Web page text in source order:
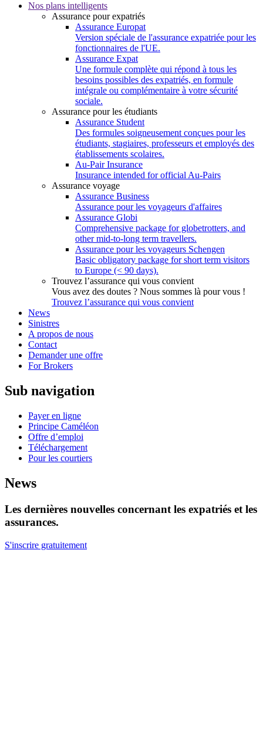
Nos plans intelligents
Assurance pour expatriés
Assurance Europat
Version spéciale de l'assurance expatriée pour les
fonctionnaires de l'UE.
Assurance Expat
Une formule complète qui répond à tous les
besoins possibles des expatriés, en formule
intégrale ou complémentaire à votre sécurité
sociale.
Assurance pour les étudiants
Assurance Student
Des formules soigneusement conçues pour les
étudiants, stagiaires, professeurs et employés des
établissements scolaires.
Au-Pair Insurance
Insurance intended for official Au-Pairs
Assurance voyage
Assurance Business
Assurance pour les voyageurs d'affaires
Assurance Globi
Comprehensive package for globetrotters, and
other mid-to-long term travellers.
Assurance pour les voyageurs Schengen
Basic obligatory package for short term visitors
to Europe (< 90 days).
Trouvez l’assurance qui vous convient
Vous avez des doutes ? Nous sommes là pour vous !
Trouvez l’assurance qui vous convient
News
Sinistres
A propos de nous
Contact
Demander une offre
For Brokers
Sub navigation
Payer en ligne
Principe Caméléon
Offre d’emploi
Téléchargement
Pour les courtiers
News
Les dernières nouvelles concernant les expatriés et les
assurances.
S'inscrire gratuitement